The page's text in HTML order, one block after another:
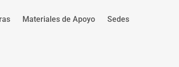
Materiales de Apoyo Sedes